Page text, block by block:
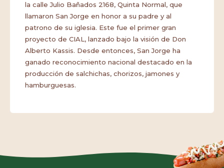
la calle Julio Bañados 2168, Quinta Normal, que
llamaron San Jorge en honor a su padre y al
patrono de su iglesia. Este fue el primer gran
proyecto de CIAL, lanzado bajo la visión de Don
Alberto Kassis. Desde entonces, San Jorge ha
ganado reconocimiento nacional destacado en la
producción de salchichas, chorizos, jamones y
hamburguesas.